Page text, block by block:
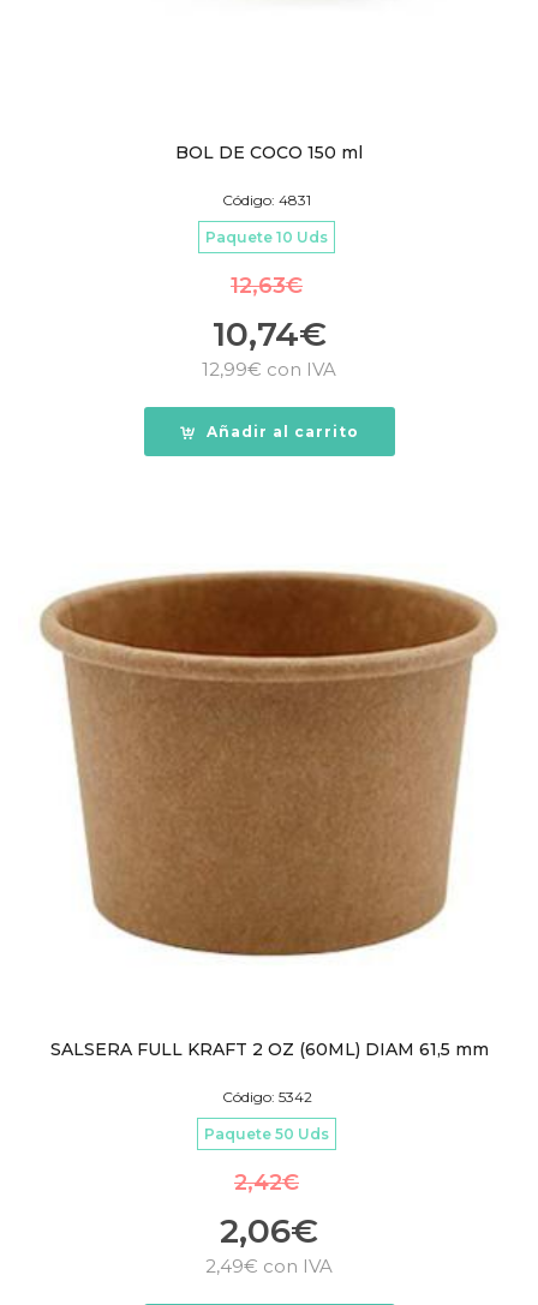
BOL DE COCO 150 ml
Código: 4831
Paquete 10 Uds
12,63€
10,74€
12,99€ con IVA
Añadir al carrito
SALSERA FULL KRAFT 2 OZ (60ML) DIAM 61,5 mm
Código: 5342
Paquete 50 Uds
2,42€
2,06€
2,49€ con IVA